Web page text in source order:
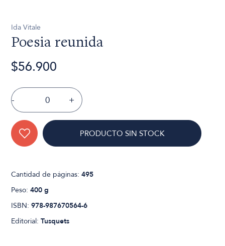
Ida Vitale
Poesia reunida
$56.900
- +
PRODUCTO SIN STOCK
Cantidad de páginas:495
Peso:400 g
ISBN:978-987670564-6
Editorial:Tusquets